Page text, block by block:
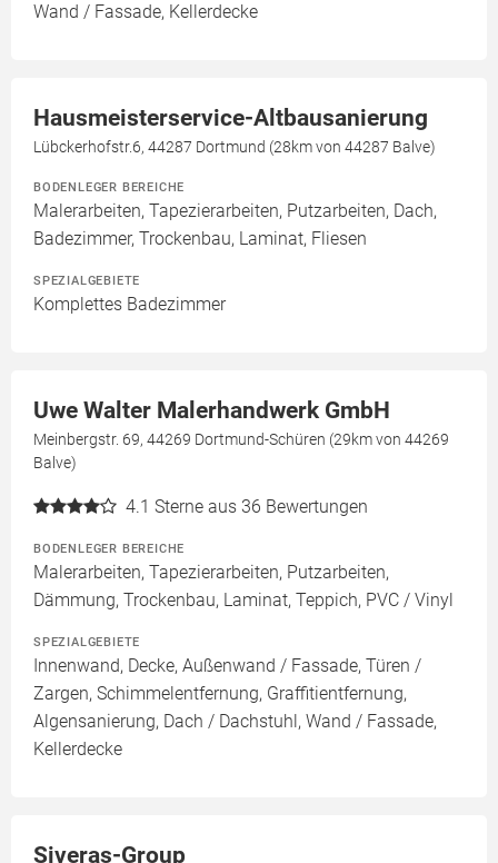
Wand / Fassade, Kellerdecke
Hausmeisterservice-Altbausanierung
Lübckerhofstr.6, 44287 Dortmund (28km von 44287 Balve)
BODENLEGER BEREICHE
Malerarbeiten, Tapezierarbeiten, Putzarbeiten, Dach,
Badezimmer, Trockenbau, Laminat, Fliesen
SPEZIALGEBIETE
Komplettes Badezimmer
Uwe Walter Malerhandwerk GmbH
Meinbergstr. 69, 44269 Dortmund-Schüren (29km von 44269
Balve)
4.1 Sterne aus 36 Bewertungen
BODENLEGER BEREICHE
Malerarbeiten, Tapezierarbeiten, Putzarbeiten,
Dämmung, Trockenbau, Laminat, Teppich, PVC / Vinyl
SPEZIALGEBIETE
Innenwand, Decke, Außenwand / Fassade, Türen /
Zargen, Schimmelentfernung, Graffitientfernung,
Algensanierung, Dach / Dachstuhl, Wand / Fassade,
Kellerdecke
Siveras-Group